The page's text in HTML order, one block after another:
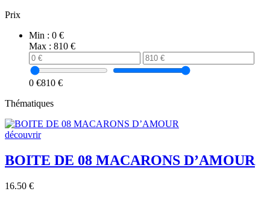
Prix
Min : 0 €
Max : 810 €
0 €810 €
Thématiques
découvrir
BOITE DE 08 MACARONS D’AMOUR
16.50 €